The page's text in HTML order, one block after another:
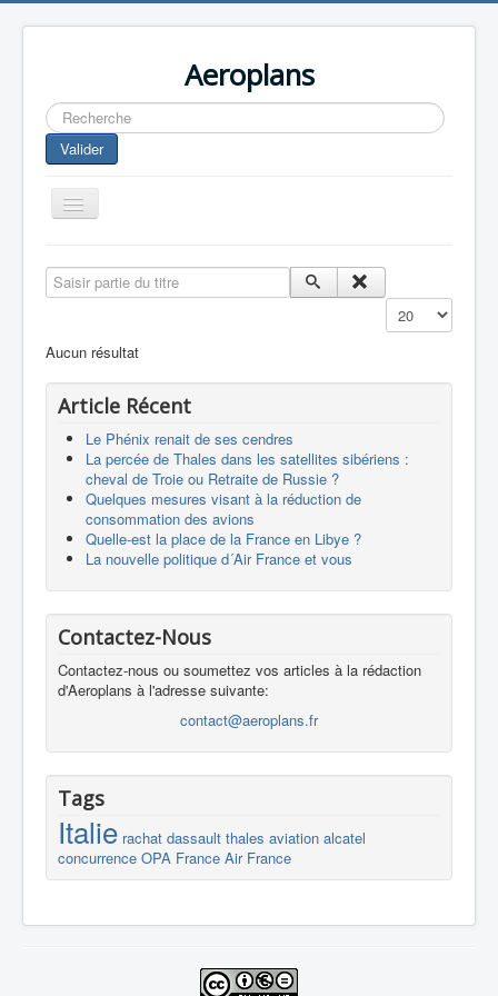
Aeroplans
Rechercher
Valider
Toggle
Navigation
Aviation Commerciale
Europespace
Drones
Saisir partie du titre
Affichage #
Aucun résultat
Article Récent
Le Phénix renait de ses cendres
La percée de Thales dans les satellites sibériens :
cheval de Troie ou Retraite de Russie ?
Quelques mesures visant à la réduction de
consommation des avions
Quelle-est la place de la France en Libye ?
La nouvelle politique d´Air France et vous
Contactez-Nous
Contactez-nous ou soumettez vos articles à la rédaction
d'Aeroplans à l'adresse suivante:
contact@aeroplans.fr
Tags
Italie rachat dassault thales aviation alcatel
concurrence OPA France Air France